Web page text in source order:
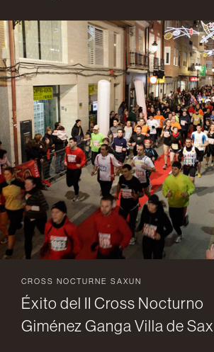
CROSS NOCTURNE SAXUN
Éxito del II Cross Nocturno
Giménez Ganga Villa de Sax